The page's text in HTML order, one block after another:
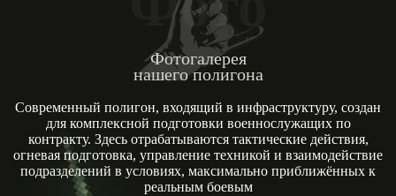
Фотогалерея
нашего полигона
Современный полигон, входящий в инфраструктуру, создан
для комплексной подготовки военнослужащих по
контракту. Здесь отрабатываются тактические действия,
огневая подготовка, управление техникой и взаимодействие
подразделений в условиях, максимально приближённых к
реальным боевым